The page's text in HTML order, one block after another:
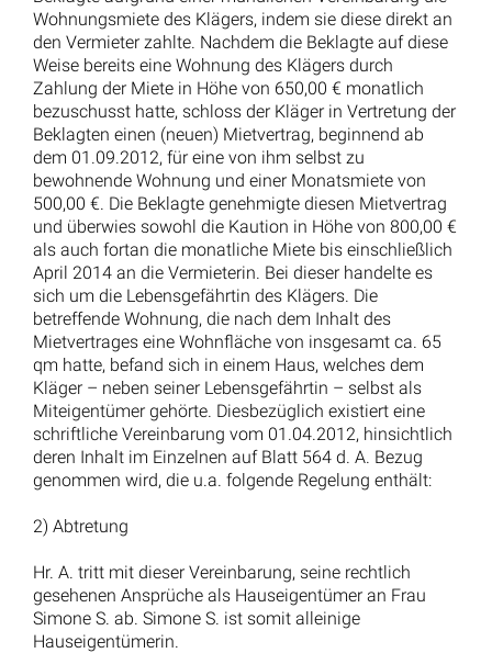
Wohnungsmiete des Klägers, indem sie diese direkt an
den Vermieter zahlte. Nachdem die Beklagte auf diese
Weise bereits eine Wohnung des Klägers durch
Zahlung der Miete in Höhe von 650,00 € monatlich
bezuschusst hatte, schloss der Kläger in Vertretung der
Beklagten einen (neuen) Mietvertrag, beginnend ab
dem 01.09.2012, für eine von ihm selbst zu
bewohnende Wohnung und einer Monatsmiete von
500,00 €. Die Beklagte genehmigte diesen Mietvertrag
und überwies sowohl die Kaution in Höhe von 800,00 €
als auch fortan die monatliche Miete bis einschließlich
April 2014 an die Vermieterin. Bei dieser handelte es
sich um die Lebensgefährtin des Klägers. Die
betreffende Wohnung, die nach dem Inhalt des
Mietvertrages eine Wohnfläche von insgesamt ca. 65
qm hatte, befand sich in einem Haus, welches dem
Kläger – neben seiner Lebensgefährtin – selbst als
Miteigentümer gehörte. Diesbezüglich existiert eine
schriftliche Vereinbarung vom 01.04.2012, hinsichtlich
deren Inhalt im Einzelnen auf Blatt 564 d. A. Bezug
genommen wird, die u.a. folgende Regelung enthält:
2) Abtretung
Hr. A. tritt mit dieser Vereinbarung, seine rechtlich
gesehenen Ansprüche als Hauseigentümer an Frau
Simone S. ab. Simone S. ist somit alleinige
Hauseigentümerin.